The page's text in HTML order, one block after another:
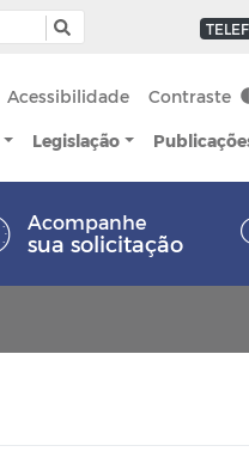
Acessibilidade Contraste
Legislação
Acompanhe
sua solicitação